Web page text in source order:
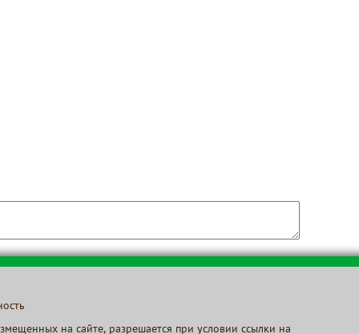
на сайте, разрешается при условии ссылки на